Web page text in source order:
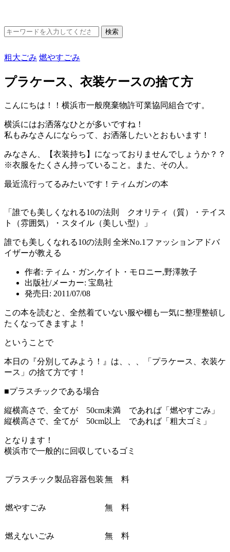
粗大ごみ 燃やすごみ
プラケース、衣装ケースの捨て方
こんにちは！！横浜市一般廃棄物許可業協同組合です。
横浜にはお洒落なひとが多いですね！
私もみなさんにならって、お洒落したいとおもいます！
みなさん、【衣装持ち】になっておりませんでしょうか？？
※衣服をたくさん持っていること。また、その人。
最近流行ってるみたいです！ティムガンの本
「誰でも美しくなれる10の法則 クオリティ（質）・テイス
ト（雰囲気）・スタイル（美しい型）」
誰でも美しくなれる10の法則 全米No.1ファッションアドバ
イザーが教える
作者: ティム・ガン,ケイト・モロニー,野澤敦子
出版社/メーカー: 宝島社
発売日: 2011/07/08
この本を読むと、全然着ていない服や棚も一気に整理整頓し
たくなってきますよ！
ということで
本日の『分別してみよう！』は、、、「プラケース、衣装ケ
ース」の捨て方です！
■プラスチックである場合
縦横高さで、全てが 50cm未満 であれば「燃やすごみ」
縦横高さで、全てが 50cm以上 であれば「粗大ゴミ」
となります！
横浜市で一般的に回収しているゴミ
プラスチック製品容器包装無 料
燃やすごみ 無 料
燃えないごみ 無 料